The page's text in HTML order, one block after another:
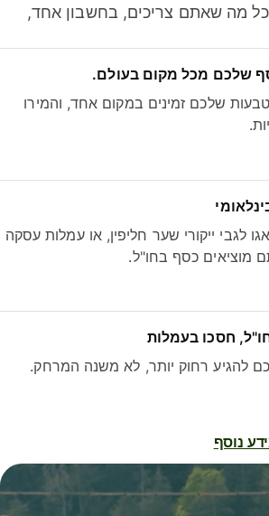
כל מה שאתם צריכים, בחשבון אחד,
מכל מקום בעולם.
שלכם זמינים במקום אחד, והמירו
לגבי ייקורי שער חליפין, או עמלות עסקה
כסף בחו"ל.
חסכו בעמלות
להגיע רחוק יותר, לא משנה המרחק.
נוסף